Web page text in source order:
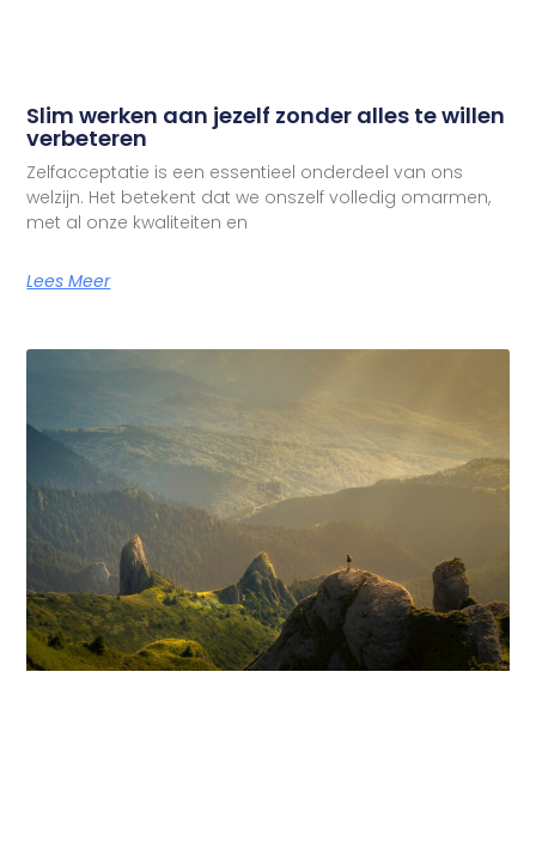
Slim werken aan jezelf zonder alles te willen
verbeteren
Zelfacceptatie is een essentieel onderdeel van ons
welzijn. Het betekent dat we onszelf volledig omarmen,
met al onze kwaliteiten en
Lees Meer